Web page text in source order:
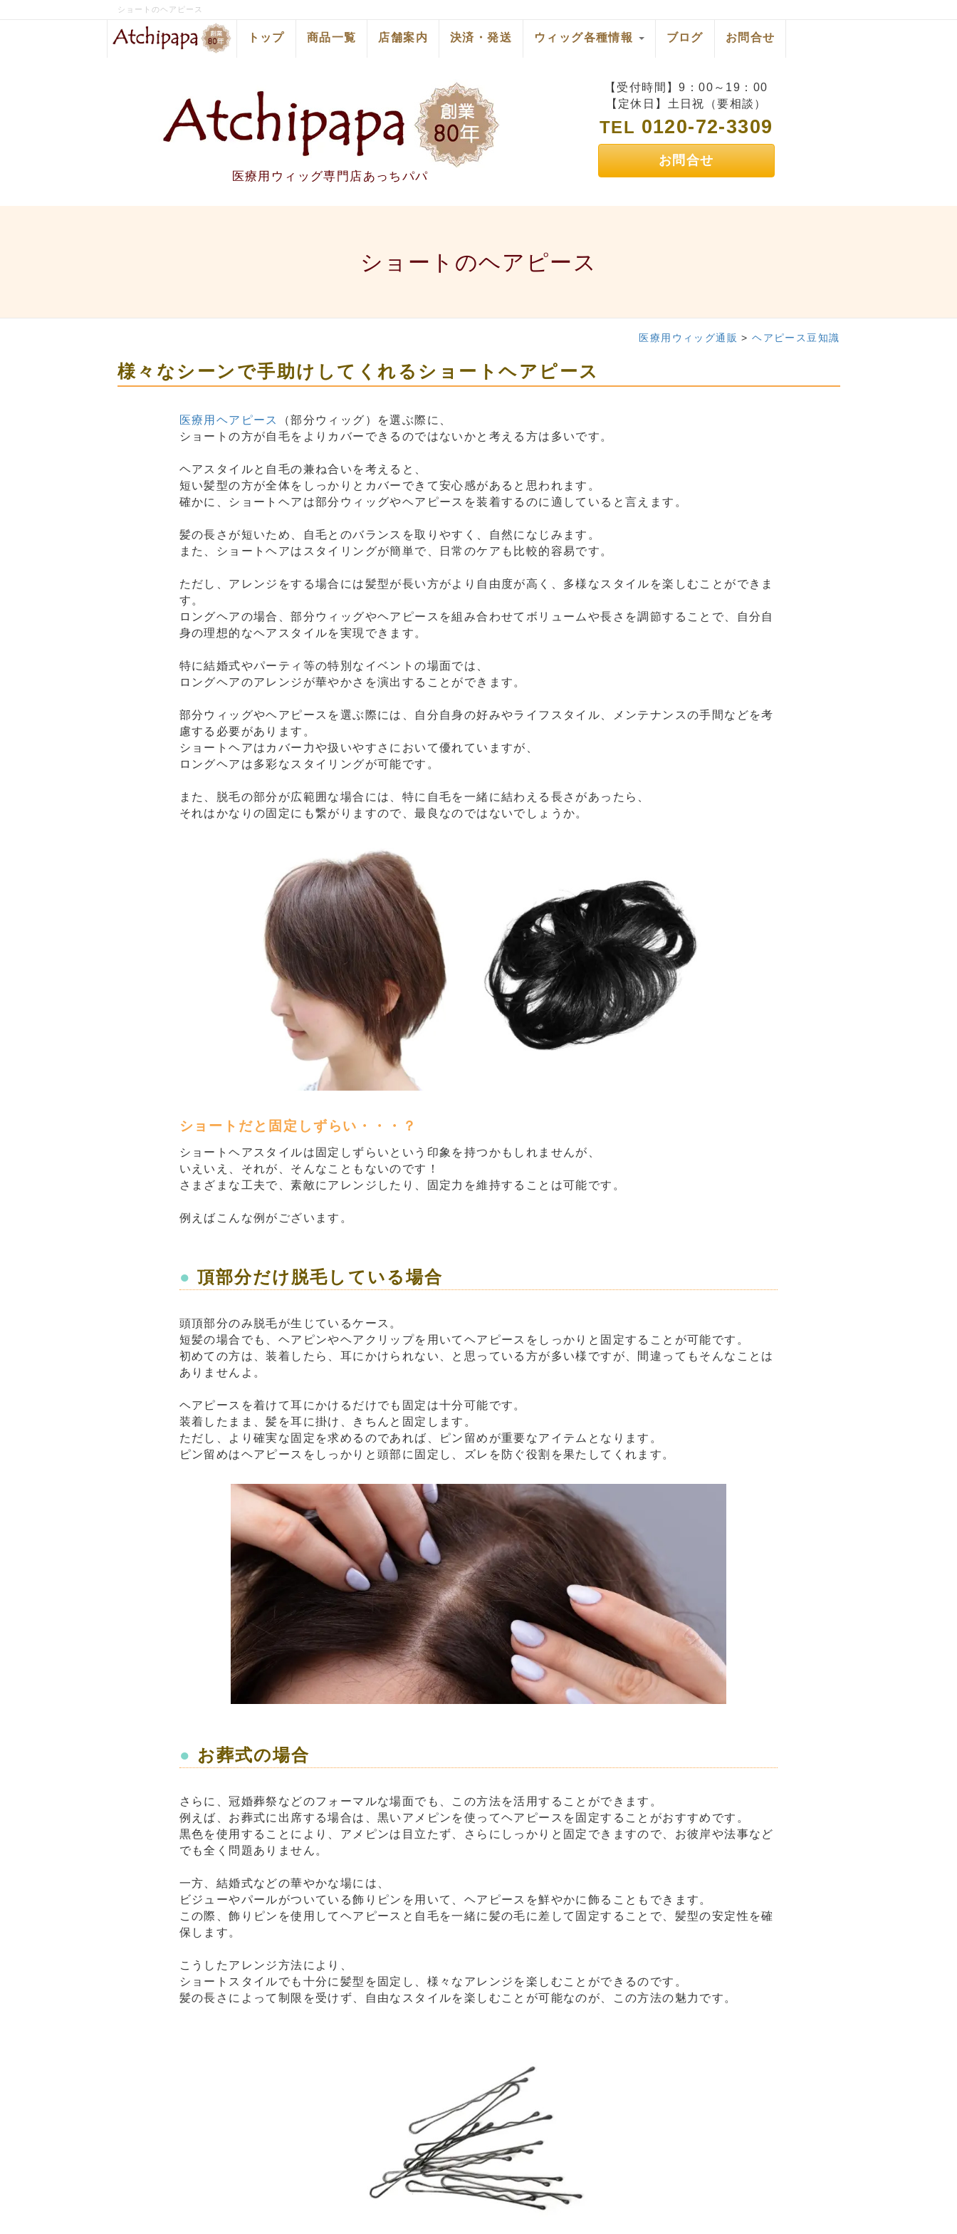
ショートのヘアピース
トップ 商品一覧 店舗案内 決済・発送 ウィッグ各種情報 ブログ お問合せ
医療用ウィッグ専門店あっちパパ
【受付時間】9：00～19：00
【定休日】土日祝（要相談）
TEL 0120-72-3309
お問合せ
ショートのヘアピース
医療用ウィッグ通販 >ヘアピース豆知識
様々なシーンで手助けしてくれるショートヘアピース
医療用ヘアピース
（部分ウィッグ）を選ぶ際に、
ショートの方が自毛をよりカバーできるのではないかと考える方は多いです。
ヘアスタイルと自毛の兼ね合いを考えると、
短い髪型の方が全体をしっかりとカバーできて安心感があると思われます。
確かに、ショートヘアは部分ウィッグやヘアピースを装着するのに適していると言えます。
髪の長さが短いため、自毛とのバランスを取りやすく、自然になじみます。
また、ショートヘアはスタイリングが簡単で、日常のケアも比較的容易です。
ただし、アレンジをする場合には髪型が長い方がより自由度が高く、多様なスタイルを楽しむことができま
す。
ロングヘアの場合、部分ウィッグやヘアピースを組み合わせてボリュームや長さを調節することで、自分自
身の理想的なヘアスタイルを実現できます。
特に結婚式やパーティ等の特別なイベントの場面では、
ロングヘアのアレンジが華やかさを演出することができます。
部分ウィッグやヘアピースを選ぶ際には、自分自身の好みやライフスタイル、メンテナンスの手間などを考
慮する必要があります。
ショートヘアはカバー力や扱いやすさにおいて優れていますが、
ロングヘアは多彩なスタイリングが可能です。
また、脱毛の部分が広範囲な場合には、特に自毛を一緒に結わえる長さがあったら、
それはかなりの固定にも繋がりますので、最良なのではないでしょうか。
ショートだと固定しずらい・・・？
ショートヘアスタイルは固定しずらいという印象を持つかもしれませんが、
いえいえ、それが、そんなこともないのです！
さまざまな工夫で、素敵にアレンジしたり、固定力を維持することは可能です。
例えばこんな例がございます。
● 頂部分だけ脱毛している場合
頭頂部分のみ脱毛が生じているケース。
短髪の場合でも、ヘアピンやヘアクリップを用いてヘアピースをしっかりと固定することが可能です。
初めての方は、装着したら、耳にかけられない、と思っている方が多い様ですが、間違ってもそんなことは
ありませんよ。
ヘアピースを着けて耳にかけるだけでも固定は十分可能です。
装着したまま、髪を耳に掛け、きちんと固定します。
ただし、より確実な固定を求めるのであれば、ピン留めが重要なアイテムとなります。
ピン留めはヘアピースをしっかりと頭部に固定し、ズレを防ぐ役割を果たしてくれます。
● お葬式の場合
さらに、冠婚葬祭などのフォーマルな場面でも、この方法を活用することができます。
例えば、お葬式に出席する場合は、黒いアメピンを使ってヘアピースを固定することがおすすめです。
黒色を使用することにより、アメピンは目立たず、さらにしっかりと固定できますので、お彼岸や法事など
でも全く問題ありません。
一方、結婚式などの華やかな場には、
ビジューやパールがついている飾りピンを用いて、ヘアピースを鮮やかに飾ることもできます。
この際、飾りピンを使用してヘアピースと自毛を一緒に髪の毛に差して固定することで、髪型の安定性を確
保します。
こうしたアレンジ方法により、
ショートスタイルでも十分に髪型を固定し、様々なアレンジを楽しむことができるのです。
髪の長さによって制限を受けず、自由なスタイルを楽しむことが可能なのが、この方法の魅力です。